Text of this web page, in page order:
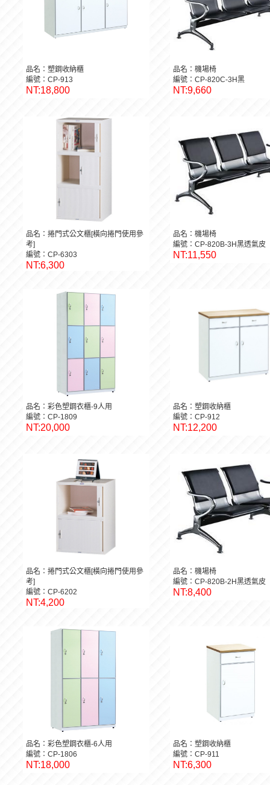
品名：塑鋼收納櫃
編號：CP-913
NT:18,800
品名：機場椅
編號：CP-820C-3H黑
NT:9,660
品名：捲門式公文櫃[橫向捲門使用參
考]
編號：CP-6303
NT:6,300
品名：機場椅
編號：CP-820B-3H黑透氣皮
NT:11,550
品名：彩色塑鋼衣櫃-9人用
編號：CP-1809
NT:20,000
品名：塑鋼收納櫃
編號：CP-912
NT:12,200
品名：捲門式公文櫃[橫向捲門使用參
考]
編號：CP-6202
NT:4,200
品名：機場椅
編號：CP-820B-2H黑透氣皮
NT:8,400
品名：彩色塑鋼衣櫃-6人用
編號：CP-1806
NT:18,000
品名：塑鋼收納櫃
編號：CP-911
NT:6,300